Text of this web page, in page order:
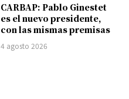
CARBAP: Pablo Ginestet
es el nuevo presidente,
con las mismas premisas
4 agosto 2026